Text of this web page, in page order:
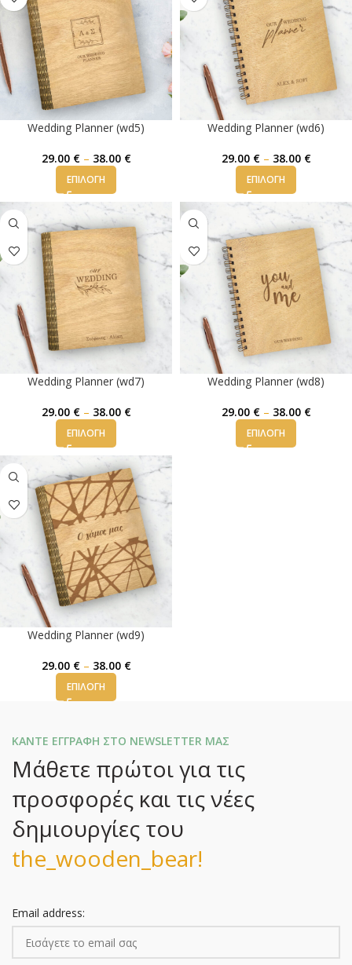
Wedding Planner (wd5)
29.00 € – 38.00 €
ΕΠΙΛΟΓΉ
Wedding Planner (wd6)
29.00 € – 38.00 €
ΕΠΙΛΟΓΉ
Wedding Planner (wd7)
29.00 € – 38.00 €
ΕΠΙΛΟΓΉ
Wedding Planner (wd8)
29.00 € – 38.00 €
ΕΠΙΛΟΓΉ
Wedding Planner (wd9)
29.00 € – 38.00 €
ΕΠΙΛΟΓΉ
ΚΑΝΤΕ ΕΓΓΡΑΦΗ ΣΤΟ NEWSLETTER ΜΑΣ
Μάθετε πρώτοι για τις
προσφορές και τις νέες
δημιουργίες του
the_wooden_bear!
Email address: